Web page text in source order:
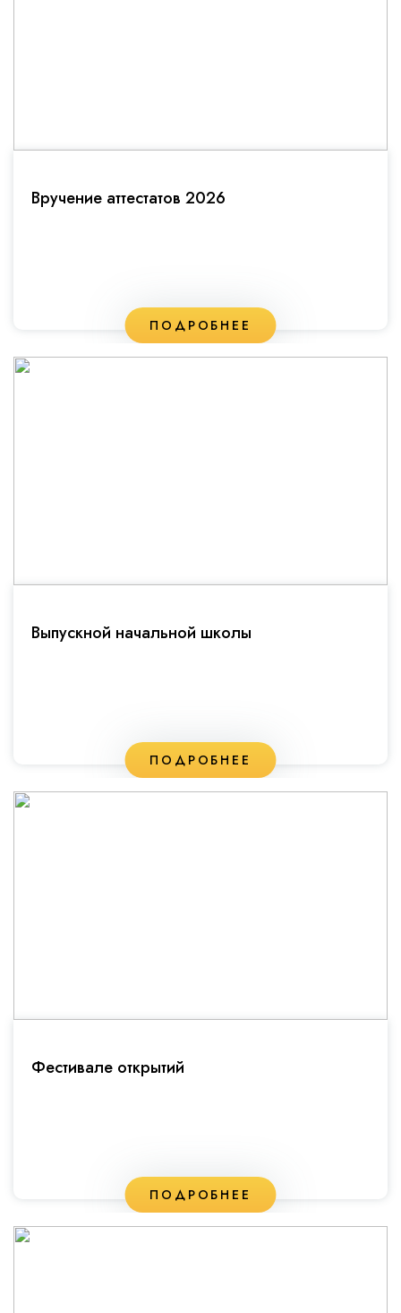
Вручение аттестатов 2026
ПОДРОБНЕЕ
Выпускной начальной школы
ПОДРОБНЕЕ
Фестивале открытий
ПОДРОБНЕЕ